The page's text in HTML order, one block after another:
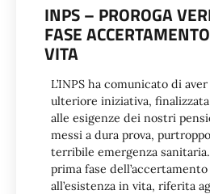
INPS – PROROGA
FASE
VITA
L’INPS ha comunicato di
ulteriore iniziativa,
alle esigenze dei nostri
messi a dura prova,
terribile emergenza
prima fase
all’esistenza in vita, riferita